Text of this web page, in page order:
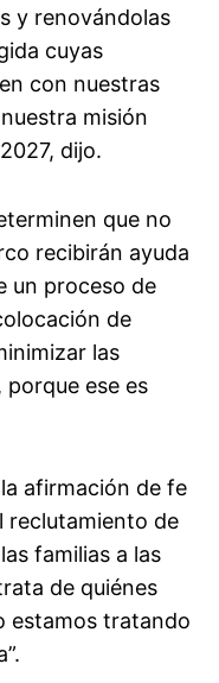
y renovándolas
cuyas
con nuestras
misión
dijo.
que no
recibirán ayuda
un proceso de
de
las
ese es
afirmación de fe
reclutamiento de
familias a las
de quiénes
estamos tratando